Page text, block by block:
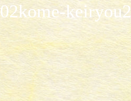
02kome-keiryou2